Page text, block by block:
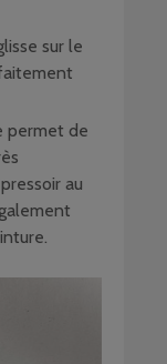
sur le
permet de
au